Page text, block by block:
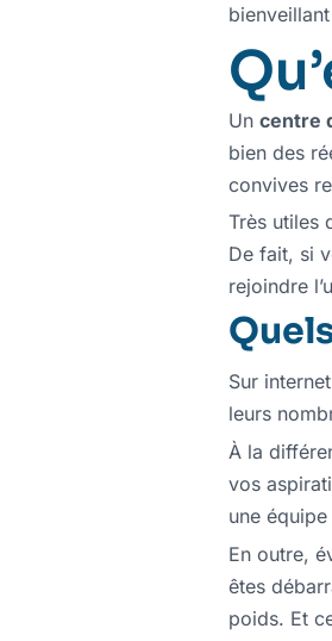
Un centre
bien des
convives
Très utiles
De fait, si
rejoindre
Sur
leurs
À la
vos
une
En outre,
êtes
poids. Et